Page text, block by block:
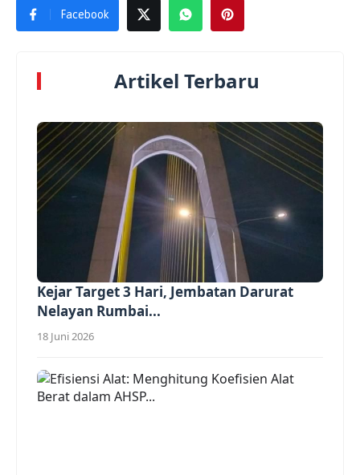
Facebook
Artikel Terbaru
Kejar Target 3 Hari, Jembatan Darurat
Nelayan Rumbai...
18 Juni 2026